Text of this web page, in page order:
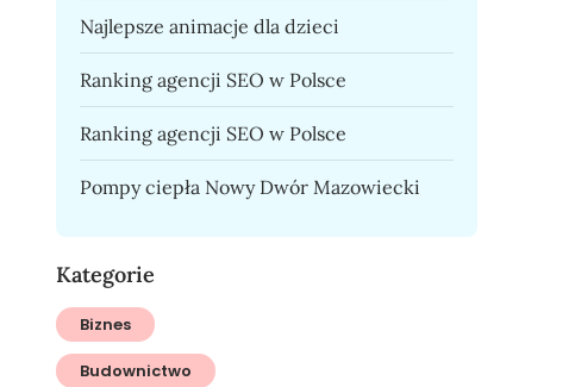
Najlepsze animacje dla dzieci
Ranking agencji SEO w Polsce
Ranking agencji SEO w Polsce
Pompy ciepła Nowy Dwór Mazowiecki
Kategorie
Biznes
Budownictwo